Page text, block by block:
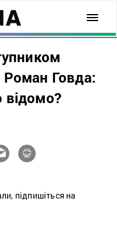
Роман Говда:
підпишіться на